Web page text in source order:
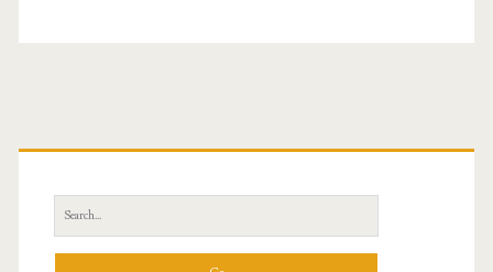
Primary
Sidebar
Search
for: